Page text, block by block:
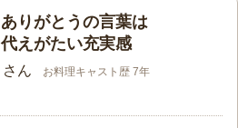
りがとうの言葉は
えがたい充実感
ん お料理キャスト歴 7年